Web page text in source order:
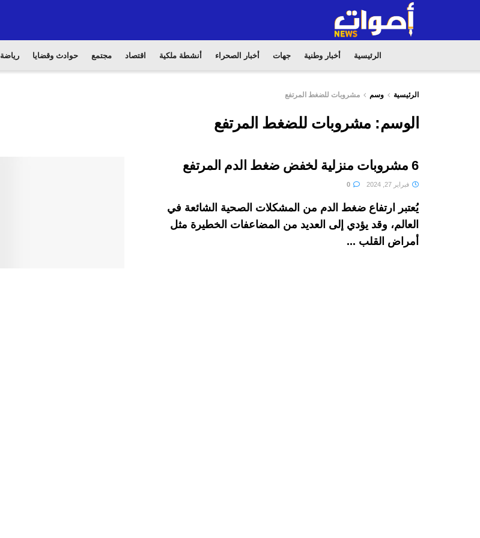
الرئيسية أخبار وطنية جهات أخبار الصحراء أنشطة ملكية اقتصاد مجتمع حوادث وقضايا رياضة
الرئيسية وسم مشروبات للضغط المرتفع
الوسم: مشروبات للضغط المرتفع
6 مشروبات منزلية لخفض ضغط الدم المرتفع
فبراير 27, 2024
يُعتبر ارتفاع ضغط الدم من المشكلات الصحية الشائعة في
العالم، وقد يؤدي إلى العديد من المضاعفات الخطيرة مثل
أمراض القلب ...